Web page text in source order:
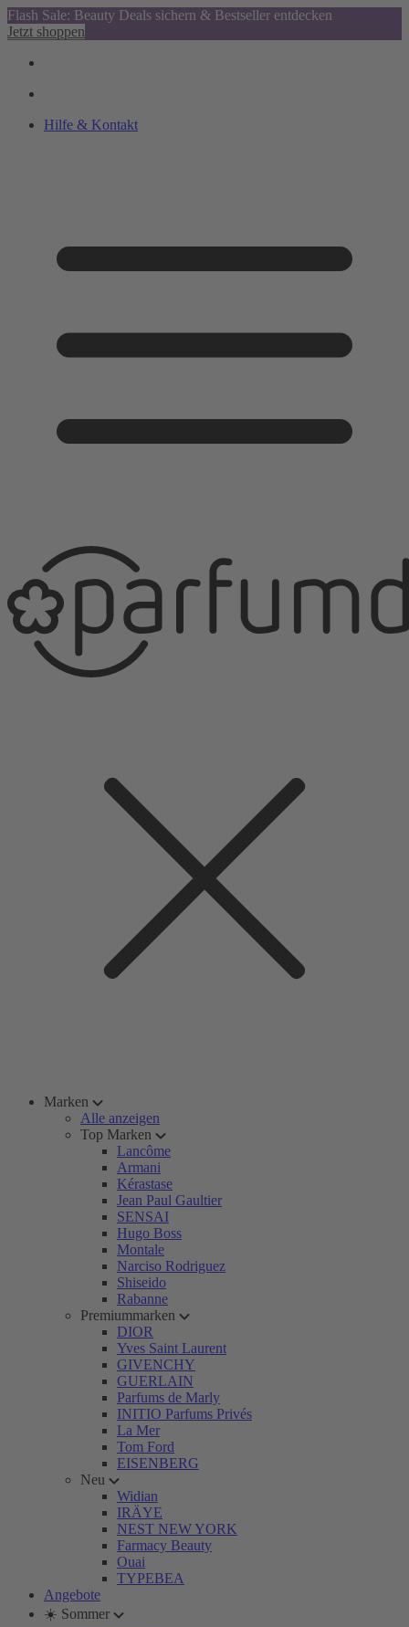
Flash Sale: Beauty Deals sichern & Bestseller entdecken
Jetzt shoppen
Hilfe & Kontakt
Marken
Alle anzeigen
Top Marken
Lancôme
Armani
Kérastase
Jean Paul Gaultier
SENSAI
Hugo Boss
Montale
Narciso Rodriguez
Shiseido
Rabanne
Premiummarken
DIOR
Yves Saint Laurent
GIVENCHY
GUERLAIN
Parfums de Marly
INITIO Parfums Privés
La Mer
Tom Ford
EISENBERG
Neu
Widian
IRÄYE
NEST NEW YORK
Farmacy Beauty
Ouai
TYPEBEA
Angebote
☀️ Sommer